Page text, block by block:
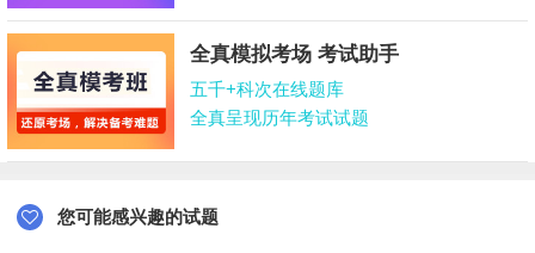
全真模拟考场 考试助手
五千+科次在线题库
全真呈现历年考试试题
您可能感兴趣的试题